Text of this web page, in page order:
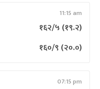
11:15 am
१६२/५ (१९.२)
१६०/९ (२०.०)
07:15 pm